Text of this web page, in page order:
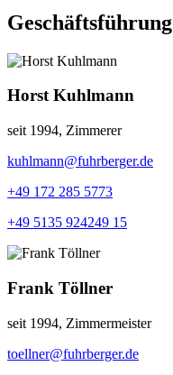
Geschäftsführung
Horst Kuhlmann
seit 1994, Zimmerer
kuhlmann@fuhrberger.de
+49 172 285 5773
+49 5135 924249 15
Frank Töllner
seit 1994, Zimmermeister
toellner@fuhrberger.de